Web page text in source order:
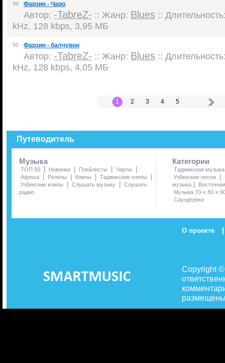
49 Фарзин - Чаро
Автор: -TabreZ- :: Жанр: Blues ::
kHz, 128 kbps, 3,95 МБ
50 Фарзин - балчувон
Автор: -TabreZ- :: Жанр: Blues ::
kHz, 128 kbps, 4,05 МБ
1 2 3 4 5
Путеводитель
Музыка
ТОП 50 Новинки Плейлисты Чарты
Афиша Релизы Клипы Таджикские клипы
Узбекские клипы Слушать музыку
Слушать
радио
Категории
Таджикская музыка
Узбекские песни
музыка
Музыка 70-х 80-х
Саундтреки
О проекте |
Copyright
размещены